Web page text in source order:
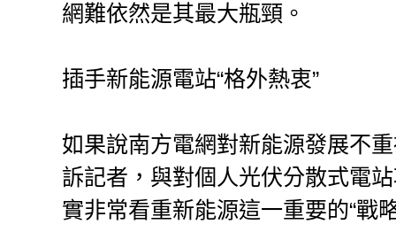
網難依然是其最大瓶頸。
插手新能源電站“格外熱衷”
如果說南方電網對新能源發展不
訴記者，與對個人光伏分散式電
實非常看重新能源這一重要的“戰